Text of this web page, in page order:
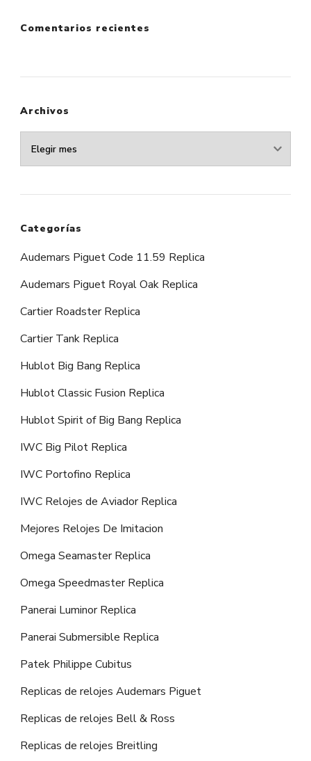
Comentarios recientes
Archivos
Archivos
Categorías
Audemars Piguet Code 11.59 Replica
Audemars Piguet Royal Oak Replica
Cartier Roadster Replica
Cartier Tank Replica
Hublot Big Bang Replica
Hublot Classic Fusion Replica
Hublot Spirit of Big Bang Replica
IWC Big Pilot Replica
IWC Portofino Replica
IWC Relojes de Aviador Replica
Mejores Relojes De Imitacion
Omega Seamaster Replica
Omega Speedmaster Replica
Panerai Luminor Replica
Panerai Submersible Replica
Patek Philippe Cubitus
Replicas de relojes Audemars Piguet
Replicas de relojes Bell & Ross
Replicas de relojes Breitling